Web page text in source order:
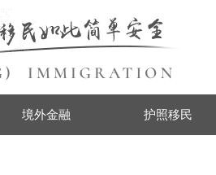
境外金融 护照移民